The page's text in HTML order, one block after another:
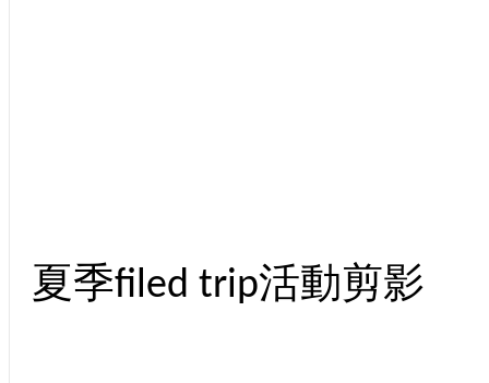
夏季filed trip活動剪影